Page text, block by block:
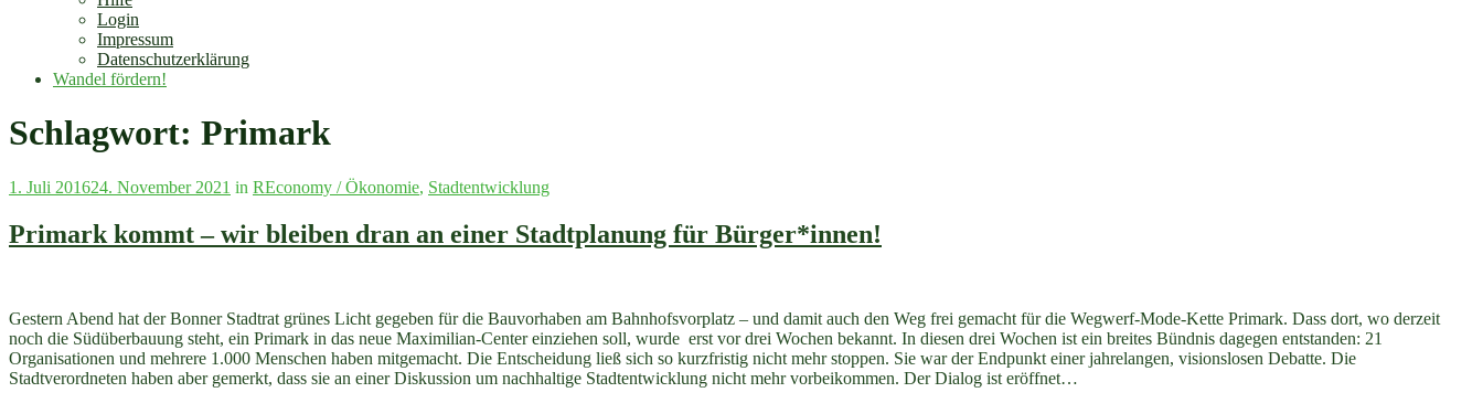
Login
Impressum
Datenschutzerklärung
Wandel fördern!
Schlagwort: Primark
Veröffentlicht
1. Juli 201624. November 2021 in REconomy / Ökonomie, Stadtentwicklung
Primark kommt – wir bleiben dran an einer Stadtplanung für Bürger*innen!
Gestern Abend hat der Bonner Stadtrat grünes Licht gegeben für die Bauvorhaben am Bahnhofsvorplatz – und damit auch den Weg frei gemacht für die Wegwerf-Mode-Kette Primark. Dass dort, wo derzeit
noch die Südüberbauung steht, ein Primark in das neue Maximilian-Center einziehen soll, wurde erst vor drei Wochen bekannt. In diesen drei Wochen ist ein breites Bündnis dagegen entstanden: 21
Organisationen und mehrere 1.000 Menschen haben mitgemacht. Die Entscheidung ließ sich so kurzfristig nicht mehr stoppen. Sie war der Endpunkt einer jahrelangen, visionslosen Debatte. Die
Stadtverordneten haben aber gemerkt, dass sie an einer Diskussion um nachhaltige Stadtentwicklung nicht mehr vorbeikommen. Der Dialog ist eröffnet…